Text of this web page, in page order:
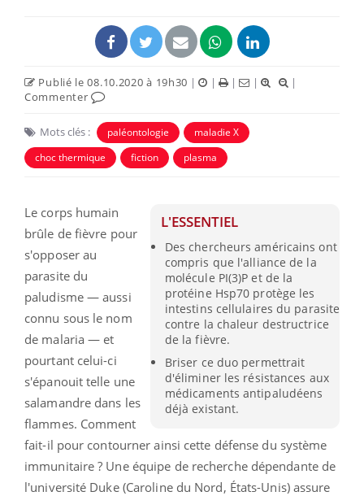
Publié le 08.10.2020 à 19h30 | | | |
|
Commenter
Mots clés : paléontologie
maladie X
choc thermique
fiction plasma
L'ESSENTIEL
Des chercheurs américains ont
compris que l'alliance de la
molécule PI(3)P et de la
protéine Hsp70 protège les
intestins cellulaires du parasite
contre la chaleur destructrice
de la fièvre.
Briser ce duo permettrait
d'éliminer les résistances aux
médicaments antipaludéens
déjà existant.
Le corps humain
brûle de fièvre pour
s'opposer au
parasite du
paludisme — aussi
connu sous le nom
de malaria — et
pourtant celui-ci
s'épanouit telle une
salamandre dans les
flammes. Comment
fait-il pour contourner ainsi cette défense du système
immunitaire ? Une équipe de recherche dépendante de
l'université Duke (Caroline du Nord, États-Unis) assure